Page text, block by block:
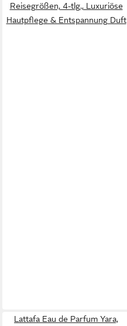
Reisegrößen, 4-tlg., Luxuriöse
Hautpflege & Entspannung Duft
Lattafa Eau de Parfum Yara,